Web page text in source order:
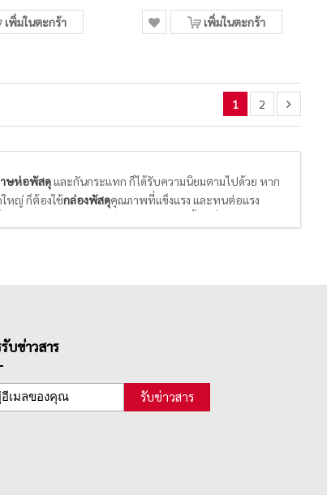
เพิ่มในตะกร้า เพิ่มในตะกร้า
1 2
ษห่อพัสดุและกันกระแทก ก็ได้รับความนิยมตามไปด้วย หาก
หญ่ ก็ต้องใช้กล่องพัสดุคุณภาพที่แข็งแรง และทนต่อแรง
การบริการของธุรกิจ E-commerce นั้นๆ ยิ่งถ้าเจ้าของ
ทับใจ และจดจำแบรนด์ได้ และสุดท้ายกลับมาซื้อสินค้าใหม่
บข่าวสาร
รับข่าวสาร